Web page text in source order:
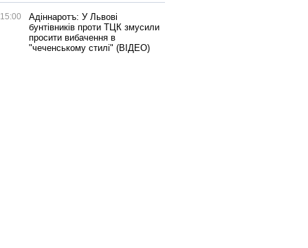
15:00
Адіннаротъ: У Львові
бунтівників проти ТЦК змусили
просити вибачення в
"чеченському стилі" (ВІДЕО)